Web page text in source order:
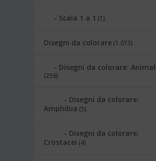
Scala 1 a 1 (1)
Disegni da colorare (1.073)
Disegni da colorare:
(256)
Disegni da colorare:
Amphibia (5)
Disegni da colorare:
Crostacei (4)